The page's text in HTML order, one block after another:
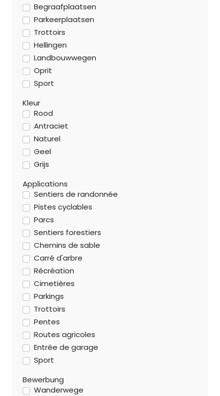
Begraafplaatsen
Parkeerplaatsen
Trottoirs
Hellingen
Landbouwwegen
Oprit
Sport
Kleur
Rood
Antraciet
Naturel
Geel
Grijs
Applications
Sentiers de randonnée
Pistes cyclables
Parcs
Sentiers forestiers
Chemins de sable
Carré d'arbre
Récréation
Cimetières
Parkings
Trottoirs
Pentes
Routes agricoles
Entrée de garage
Sport
Bewerbung
Wanderwege